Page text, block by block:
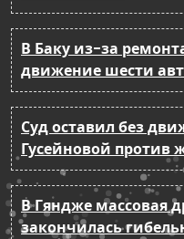
В Баку из-за
движение шести
Суд оставил без
Гусейновой против
В Гяндже массовая
закончилась